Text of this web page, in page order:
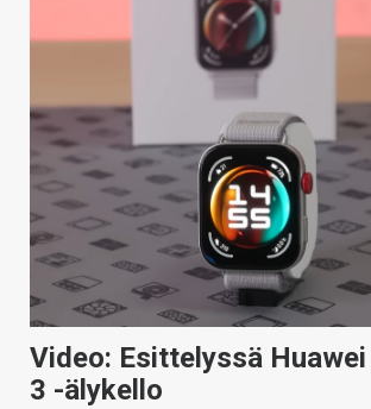
Video: Esittelyssä
3 -älykello